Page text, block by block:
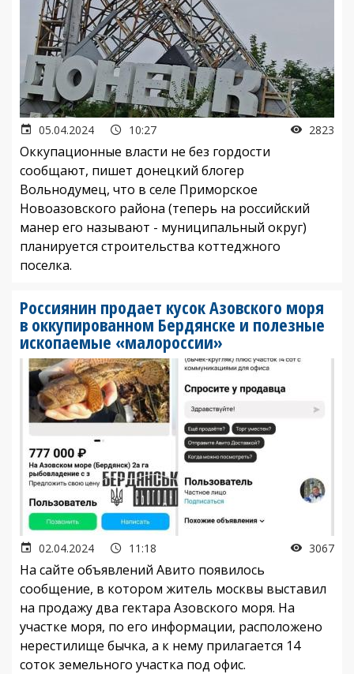
05.04.2024 10:27 2823
Оккупационные власти не без гордости
сообщают, пишет донецкий блогер
Вольнодумец, что в селе Приморское
Новоазовского района (теперь на российский
манер его называют - муниципальный округ)
планируется строительства коттеджного
поселка.
Россиянин продает кусок Азовского моря
в оккупированном Бердянске и полезные
ископаемые «малороссии»
02.04.2024 11:18 3067
На сайте объявлений Авито появилось
сообщение, в котором житель москвы выставил
на продажу два гектара Азовского моря. На
участке моря, по его информации, расположено
нерестилище бычка, а к нему прилагается 14
соток земельного участка под офис.